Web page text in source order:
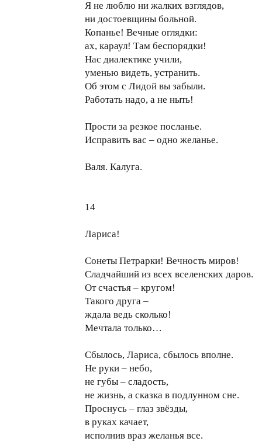
Я не люблю ни жалких взглядов,
ни достоевщины больной.
Копанье! Вечные оглядки:
ах, караул! Там беспорядки!
Нас диалектике учили,
уменью видеть, устранить.
Об этом с Лидой вы забыли.
Работать надо, а не ныть!
Прости за резкое посланье.
Исправить вас – одно желанье.
Валя. Калуга.
14
Лариса!
Сонеты Петрарки! Вечность миров!
Сладчайший из всех вселенских даров.
От счастья – кругом!
Такого друга –
ждала ведь сколько!
Мечтала только…
Сбылось, Лариса, сбылось вполне.
Не руки – небо,
не губы – сладость,
не жизнь, а сказка в подлунном сне.
Проснусь – глаз звёзды,
в руках качает,
исполнив враз желанья все.